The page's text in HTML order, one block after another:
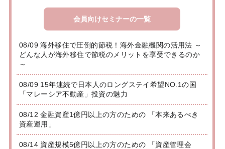
会員向けセミナーの一覧
08/09 海外移住で圧倒的節税！海外金融機関の活用法 ～
どんな人が海外移住で節税のメリットを享受できるのか
～
08/09 15年連続で日本人のロングステイ希望NO.1の国
「マレーシア不動産」投資の魅力
08/12 金融資産1億円以上の方のための 「本来あるべき
資産運用」
08/14 資産規模5億円以上の方のための 「資産管理会